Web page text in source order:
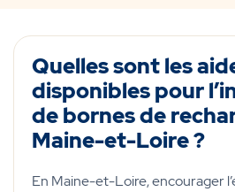
Quelles sont les
disponibles pour
de bornes de
Maine-et-Loire ?
En Maine-et-Loire, encourager